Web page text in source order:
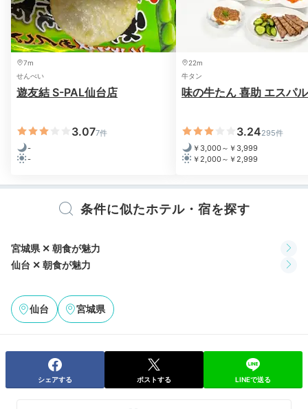
ウンジ「シャルール」には、テイクアウトのスイーツも
ありますよ。お部屋でのお茶のお供や、お土産にもぴっ
たり。
11:30
26分
るーぷる仙台で
市内を走るるーぷる仙台
仙台観光なら、市内循環バス「るーぷる仙台」が便利。
7m
せんべい
遊友結 S-PAL仙台店
3.077件
-
-
22m
牛タン
味の牛たん 喜助 エスパ
3.24295件
￥3,000～￥3,999
￥2,000～￥2,999
条件に似たホテル・宿を探す
宮城県 ✕ 朝食が魅力
仙台 ✕ 朝食が魅力
仙台 宮城県
シェアする ポストする LINEで送る